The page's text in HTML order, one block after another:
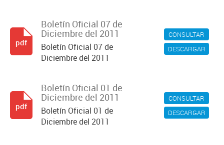
CONSULTAR
DESCARGAR
Boletín Oficial 07 de
Diciembre del 2011
Boletín Oficial 07 de
Diciembre del 2011
pdf
CONSULTAR
DESCARGAR
Boletín Oficial 01 de
Diciembre del 2011
Boletín Oficial 01 de
Diciembre del 2011
pdf